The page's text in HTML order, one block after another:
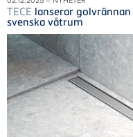
TECE lanserar golvrännan
svenska våtrum